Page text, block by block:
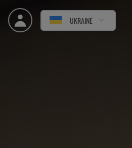
UKRAINE